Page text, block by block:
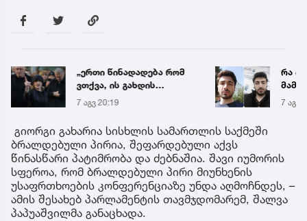
„ერთი წინადადება რომ
ვთქვა, ის გახდის
ნათელს, თუ რატომ იყო
ნია იმნაძე
წამქეზებელი...“ - გიგა
ავალიანის დედა
7 აგვ 20:19
რა
7 აგვ
გიორგი გახარია სისხლის სამართლის საქმეში
ბრალდებული პირია, შეფარდებული აქვს
წინასწარი პატიმრობა და ძებნაშია. შავი იუმორის
სფეროა, რომ ბრალდებული პირი მიუნხენის
უსაფრთხოების კონფერენციაზე უნდა აღმოჩნდეს, –
ამის შესახებ პარლამენტის თავმჯდომარემ, შალვა
პაპუაშვილმა განაცხადა.